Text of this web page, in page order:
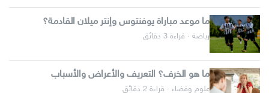
ما موعد مباراة يوفنتوس وإنتر ميلان القادمة؟
رياضة · قراءة 3 دقائق
ما هو الخرف؟ التعريف والأعراض والأسباب
علوم وفضاء · قراءة 2 دقائق